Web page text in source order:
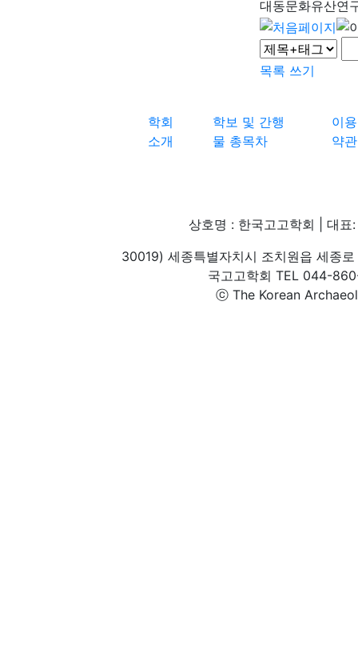
대동문화유산연
목록 쓰기
학회
소개
학보 및 간행
물 총목차
이용
약관
상호명 : 한국고고학회 | 대
30019) 세종특별자치시 조치원읍 세종
국고고학회 TEL 044-
ⓒ The Korean